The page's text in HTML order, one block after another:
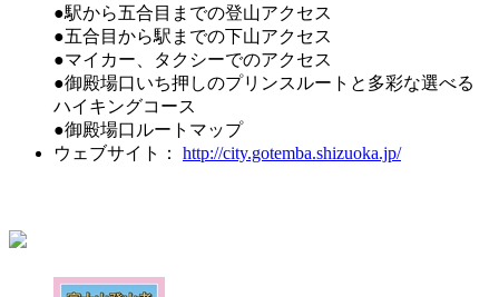
●駅から五合目までの登山アクセス
●五合目から駅までの下山アクセス
●マイカー、タクシーでのアクセス
●御殿場口いち押しのプリンスルートと多彩な選べる
ハイキングコース
●御殿場口ルートマップ
ウェブサイト： http://city.gotemba.shizuoka.jp/